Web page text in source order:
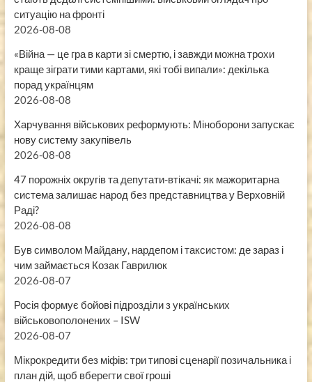
ситуацію на фронті
2026-08-08
«Війна — це гра в карти зі смертю, і завжди можна трохи
краще зіграти тими картами, які тобі випали»: декілька
порад українцям
2026-08-08
Харчування військових реформують: Міноборони запускає
нову систему закупівель
2026-08-08
47 порожніх округів та депутати-втікачі: як мажоритарна
система залишає народ без представництва у Верховній
Раді?
2026-08-08
Був символом Майдану, нардепом і таксистом: де зараз і
чим займається Козак Гаврилюк
2026-08-07
Росія формує бойові підрозділи з українських
військовополонених – ISW
2026-08-07
Мікрокредити без міфів: три типові сценарії позичальника і
план дій, щоб вберегти свої гроші